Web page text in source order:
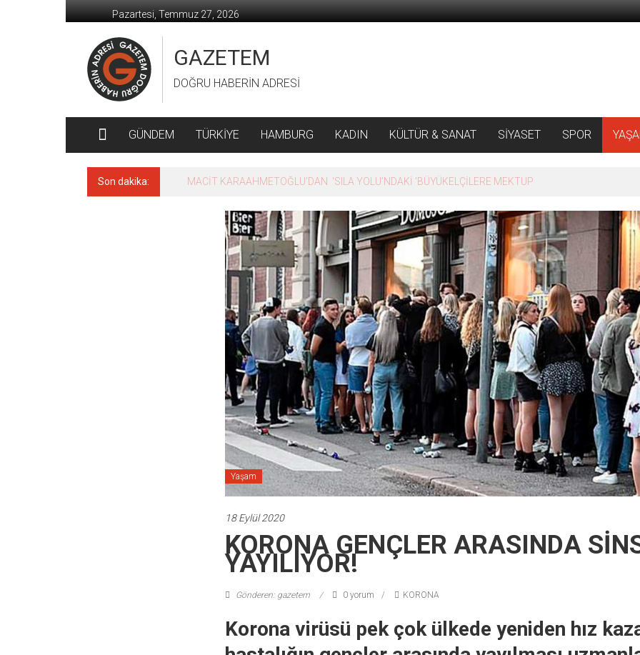
geç
Pazartesi, Temmuz 27, 2026
GAZETEM
DOĞRU HABERİN ADRESİ
GÜNDEM TÜRKİYE HAMBURG KADIN KÜLTÜR & SANAT SİYASET SPOR
Son dakika: MACİT KARAAHMETOĞLU’DAN ‘SILA YOLU’NDAKİ ’BÜYÜKELÇİLERE MEKTUP
Yaşam
18 Eylül 2020
KORONA GENÇLER ARASINDA
YAYILIYOR!
Gönderen: gazetem 0 yorum KORONA
Korona virüsü pek çok ülkede yeniden hız